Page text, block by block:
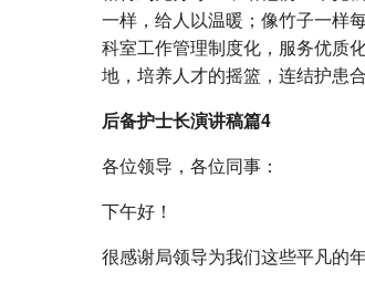
一样，给人以温暖；像竹子一样
科室工作管理制度化，服务优质
地，培养人才的摇篮，连结护患
后备护士长演讲稿篇4
各位领导，各位同事：
下午好！
很感谢局领导为我们这些平凡的